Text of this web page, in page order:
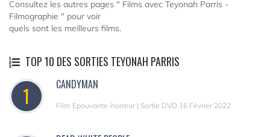
Consultez les autres pages " Films avec Teyonah Parris -
Filmographie " pour voir
quels sont les meilleurs films.
TOP 10 DES SORTIES TEYONAH PARRIS
1 CANDYMAN
Film Epouvante-horreur | Sortie DVD 16 Février 2022